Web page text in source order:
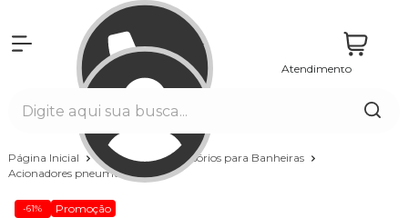
Atendimento
Página Inicial Banheiras
Acessórios para Banheiras
Acionadores pneumáticos
-61% Promoção